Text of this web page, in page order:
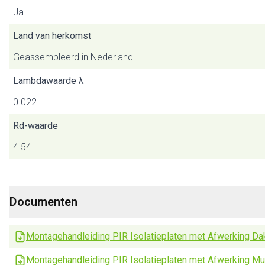
Ja
Land van herkomst
Geassembleerd in Nederland
Lambdawaarde λ
0.022
Rd-waarde
4.54
Documenten
Montagehandleiding PIR Isolatieplaten met Afwerking
Montagehandleiding PIR Isolatieplaten met Afwerking